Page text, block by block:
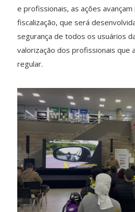
e profissionais, as ações
fiscalização, que será
segurança de todos os usuários
valorização dos profissionais que
regular.